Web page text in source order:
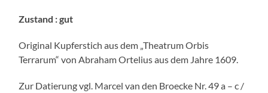
Zustand :gut
Original Kupferstich aus dem „Theatrum Orbis
Terrarum“ von Abraham Ortelius aus dem Jahre 1609.
Zur Datierung vgl. Marcel van den Broecke Nr. 49 a – c /